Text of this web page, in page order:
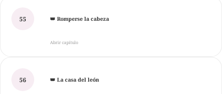
55 👑 Romperse la cabeza
Abrir capítulo
56 👑 La casa del león